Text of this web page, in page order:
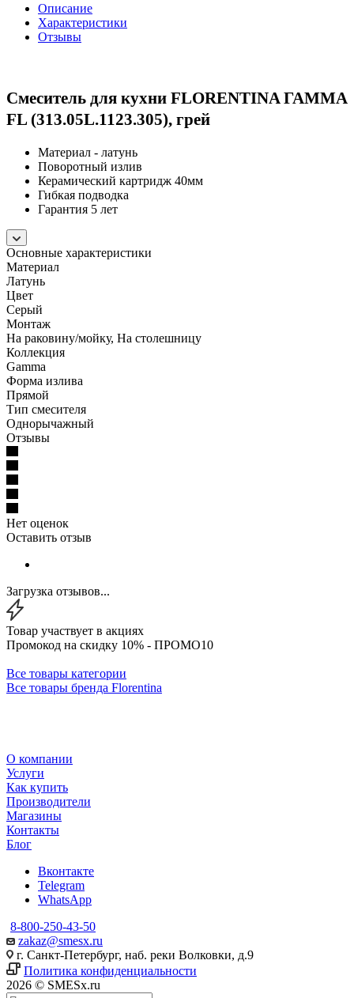
Описание
Характеристики
Отзывы
Смеситель для кухни FLORENTINA ГАММА
FL (313.05L.1123.305), грей
Материал - латунь
Поворотный излив
Керамический картридж 40мм
Гибкая подводка
Гарантия 5 лет
Основные характеристики
Материал
Латунь
Цвет
Серый
Монтаж
На раковину/мойку, На столешницу
Коллекция
Gamma
Форма излива
Прямой
Тип смесителя
Однорычажный
Отзывы
Нет оценок
Оставить отзыв
Загрузка отзывов...
Товар участвует в акциях
Промокод на скидку 10% - ПРОМО10
Все товары категории
Все товары бренда Florentina
О компании
Услуги
Как купить
Производители
Магазины
Контакты
Блог
Вконтакте
Telegram
WhatsApp
8-800-250-43-50
zakaz@smesx.ru
г. Санкт-Петербург, наб. реки Волковки, д.9
Политика конфиденциальности
2026 © SMESx.ru